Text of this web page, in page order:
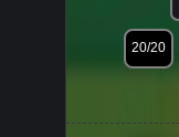
20/20